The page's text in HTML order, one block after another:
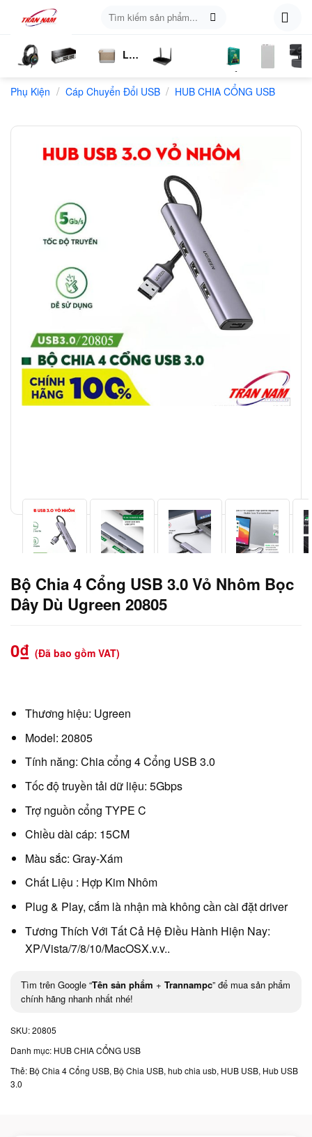
content
kiếm:
Nghe
Chia
Loa
LTE
Sóng
Phần
Mềm
Kiện
Phụ Kiện / Cáp Chuyển Đổi USB / HUB CHIA CỔNG USB
Bộ Chia 4 Cổng USB 3.0 Vỏ Nhôm Bọc
Dây Dù Ugreen 20805
0₫ (Đã bao gồm VAT)
Thương hiệu: Ugreen
Model: 20805
Tính năng: Chia cổng 4 Cổng USB 3.0
Tốc độ truyền tải dữ liệu: 5Gbps
Trợ nguồn cổng TYPE C
Chiều dài cáp: 15CM
Màu sắc: Gray-Xám
Chất Liệu : Hợp Kim Nhôm
Plug & Play, cắm là nhận mà không cần cài đặt driver
Tương Thích Với Tất Cả Hệ Điều Hành Hiện Nay:
XP/Vista/7/8/10/MacOSX.v.v..
Tìm trên Google “Tên sản phẩm + Trannampc” để mua sản phẩm
chính hãng nhanh nhất nhé!
SKU:20805
Danh mục: HUB CHIA CỔNG USB
Thẻ: Bộ Chia 4 Cổng USB, Bộ Chia USB, hub chia usb, HUB USB, Hub USB
3.0